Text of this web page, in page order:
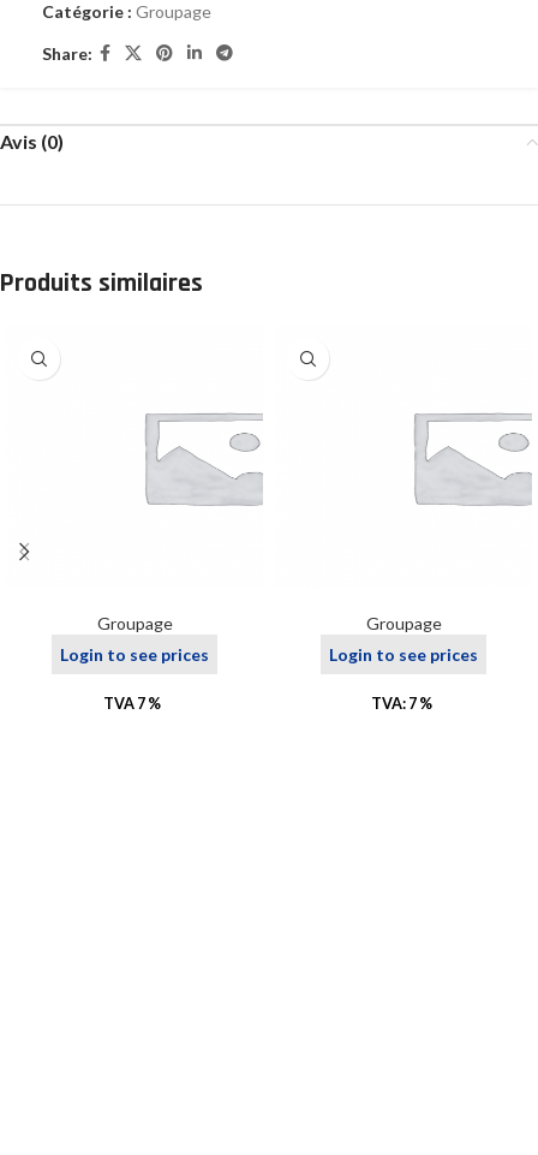
Catégorie : Groupage
Share:
Avis (0)
Produits similaires
Groupage
Login to see prices
TVA 7 %
Groupage
Login to see prices
TVA: 7 %